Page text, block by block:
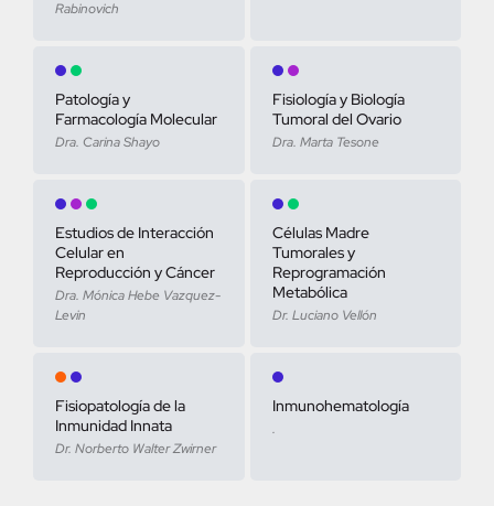
Rabinovich
Patología y
Farmacología Molecular
Dra. Carina Shayo
Fisiología y Biología
Tumoral del Ovario
Dra. Marta Tesone
Estudios de Interacción
Celular en
Reproducción y Cáncer
Dra. Mónica Hebe Vazquez-
Levin
Células Madre
Tumorales y
Reprogramación
Metabólica
Dr. Luciano Vellón
Fisiopatología de la
Inmunidad Innata
Dr. Norberto Walter Zwirner
Inmunohematología
.